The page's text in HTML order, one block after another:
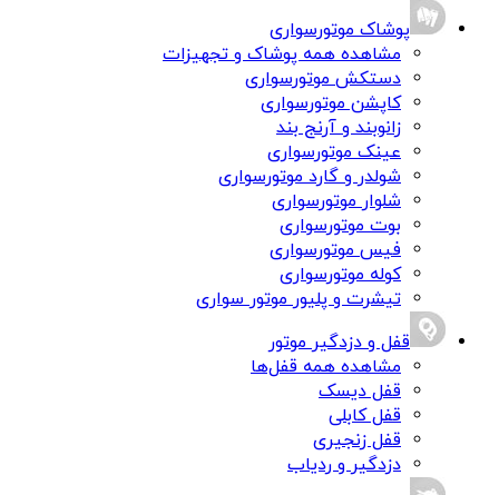
پوشاک موتورسواری
مشاهده همه پوشاک و تجهیزات
دستکش موتورسواری
کاپشن موتورسواری
زانوبند و آرنج بند
عینک موتورسواری
شولدر و گارد موتورسواری
شلوار موتورسواری
بوت موتورسواری
فیس موتورسواری
کوله موتورسواری
تیشرت و پلیور موتور سواری
قفل و دزدگیر موتور
مشاهده همه قفل‌ها
قفل دیسک
قفل کابلی
قفل زنجیری
دزدگیر و ردیاب